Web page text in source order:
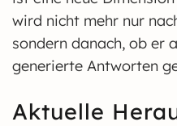
wird nicht mehr nur
sondern danach, ob er
generierte Antworten
Aktuelle